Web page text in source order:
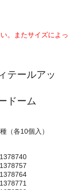
。またサイズによっ
テールアッ
ドーム
（各10個入）